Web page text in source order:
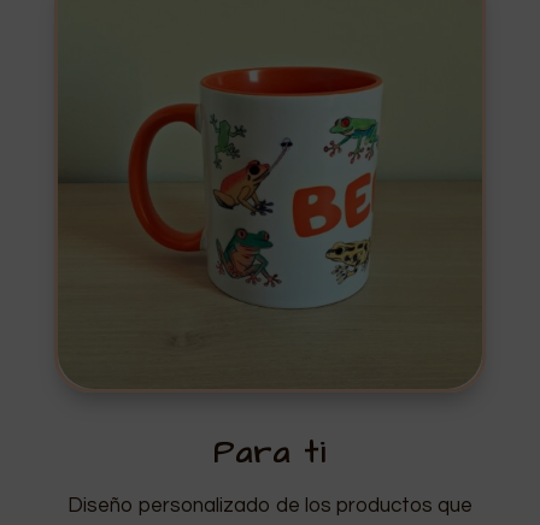
Para ti
Diseño personalizado de los productos que